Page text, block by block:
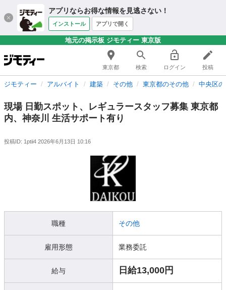
アプリならお得な情報を見逃さない！
インストール アプリで開く
地元の掲示板 ジモティー 東京版
東京都 検索 ログイン 投稿
ジモティー アルバイト 建築 その他 東京都のその他 中央区
現場 日勤スポット、レギュラースタッフ募集 東京都
内、神奈川 生活サポート有り
投稿ID: 1ptii4 2026年6月13日 10:16
職種 その他
雇用形態 業務委託
給与 日給13,000円